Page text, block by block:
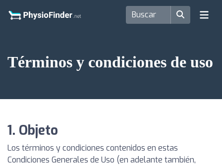
Términos y condiciones de uso
1. Objeto
Los términos y condiciones contenidos en estas
Condiciones Generales de Uso (en adelante también,